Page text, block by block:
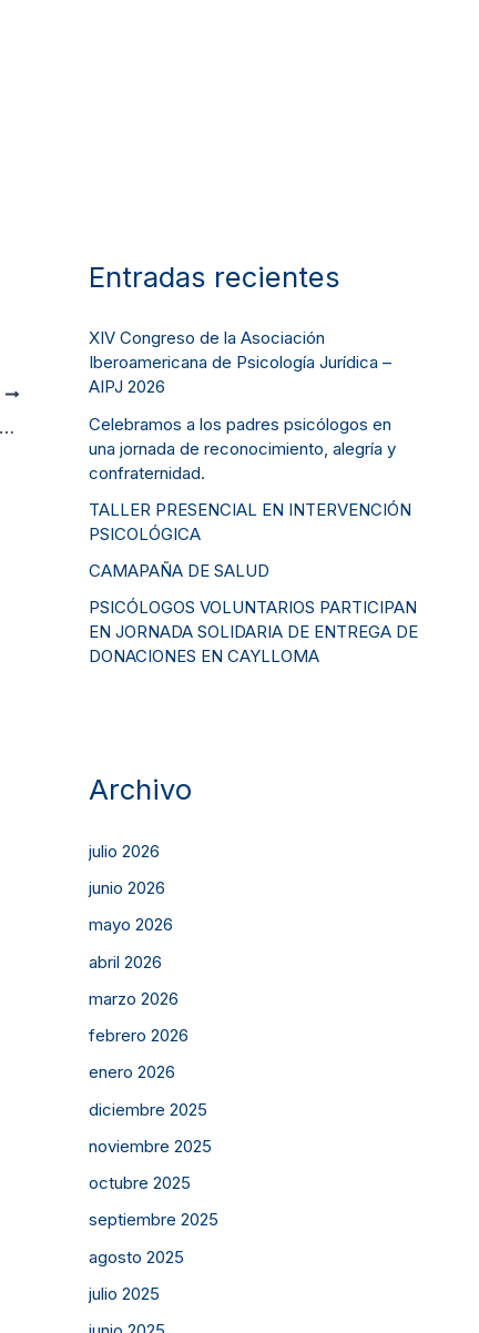
Entradas recientes
XIV Congreso de la Asociación
Iberoamericana de Psicología Jurídica –
AIPJ 2026
Celebramos a los padres psicólogos en
una jornada de reconocimiento, alegría y
confraternidad.
TALLER PRESENCIAL EN INTERVENCIÓN
PSICOLÓGICA
CAMAPAÑA DE SALUD
PSICÓLOGOS VOLUNTARIOS PARTICIPAN
EN JORNADA SOLIDARIA DE ENTREGA DE
DONACIONES EN CAYLLOMA
Archivo
julio 2026
junio 2026
mayo 2026
abril 2026
marzo 2026
febrero 2026
enero 2026
diciembre 2025
noviembre 2025
octubre 2025
septiembre 2025
agosto 2025
julio 2025